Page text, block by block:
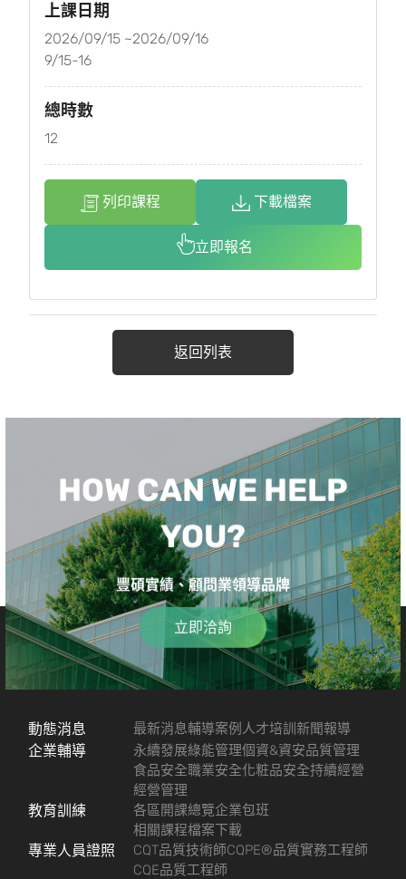
上課日期
2026/09/15 ~2026/09/16
9/15-16
總時數
12
列印課程 下載檔案
立即報名
返回列表
HOW CAN WE HELP
YOU?
豐碩實績、顧問業領導品牌
立即洽詢
動態消息 最新消息輔導案例 人才培訓新聞報導
企業輔導 永續發展綠能管理個資&資安品質管理
食品安全職業安全化粧品安全持續經營
經營管理
教育訓練 各區開課總覽企業包班
相關課程檔案下載
專業人員證照 CQT品質技術師CQPE®品質實務工程師
CQE品質工程師